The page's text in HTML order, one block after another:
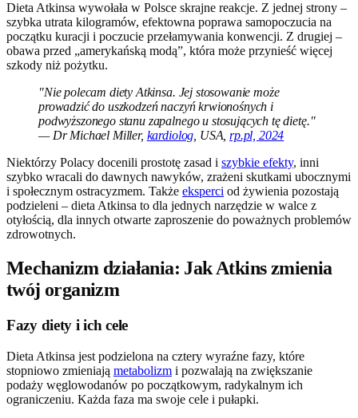
Dieta Atkinsa wywołała w Polsce skrajne reakcje. Z jednej strony –
szybka utrata kilogramów, efektowna poprawa samopoczucia na
początku kuracji i poczucie przełamywania konwencji. Z drugiej –
obawa przed „amerykańską modą”, która może przynieść więcej
szkody niż pożytku.
"Nie polecam diety Atkinsa. Jej stosowanie może
prowadzić do uszkodzeń naczyń krwionośnych i
podwyższonego stanu zapalnego u stosujących tę dietę."
— Dr Michael Miller, kardiolog , USA,rp.pl, 2024
Niektórzy Polacy docenili prostotę zasad i szybkie efekty, inni
szybko wracali do dawnych nawyków, zrażeni skutkami ubocznymi
i społecznym ostracyzmem. Także eksperci od żywienia pozostają
podzieleni – dieta Atkinsa to dla jednych narzędzie w walce z
otyłością, dla innych otwarte zaproszenie do poważnych problemów
zdrowotnych.
Mechanizm działania: Jak Atkins zmienia
twój organizm
Fazy diety i ich cele
Dieta Atkinsa jest podzielona na cztery wyraźne fazy, które
stopniowo zmieniają metabolizm i pozwalają na zwiększanie
podaży węglowodanów po początkowym, radykalnym ich
ograniczeniu. Każda faza ma swoje cele i pułapki.